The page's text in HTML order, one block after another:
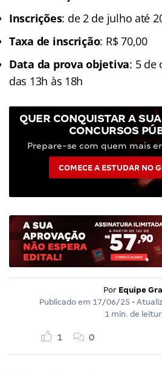
Inscrições: de 2 de julho até
Taxa de inscrição: R$ 70,00
Data da prova objetiva: 5 de
das 13h às 18h
QUER CONQUISTAR A
CONCURSOS
Prepare-se com quem mais
COMECE A ESTUDAR NO
Por Equipe
Publicado em 17/06/25 •
1 min. de
1 0